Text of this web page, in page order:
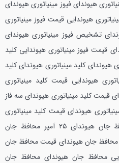
هیوندای فیوز مینیاتوری هیوندای
هیوندایی قیمت فیوز مینیاتوری
16 آمپر هیوندای تشخیص فیوز مینیاتوری هیوندای
قیمت فیوز مینیاتوری هیوندایی کلید
هیوندای کلید مینیاتوری هیوندای کلید
هیوندایی قیمت کلید مینیاتوری
قیمت کلید مینیاتوری هیوندای سه فاز
هیوندای قیمت کلید مینیاتوری
هیوندا محافظ جان هیوندای محافظ جان هیوندای ۲۵ آمپر محافظ جان
هیوندا محافظ جان هیوندای قیمت محافظ جان
محافظ جان هیوندای محافظ جان